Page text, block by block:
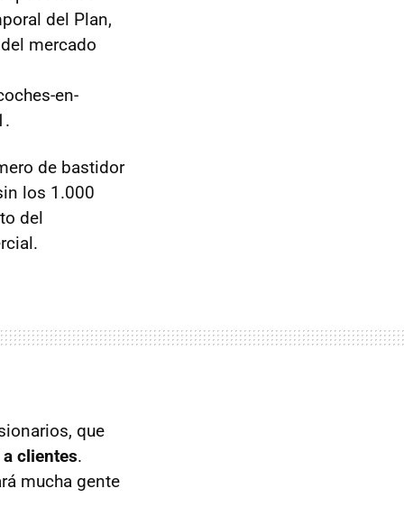
del Plan,
mercado
en-
de bastidor
los 1.000
del
que
clientes.
mucha gente